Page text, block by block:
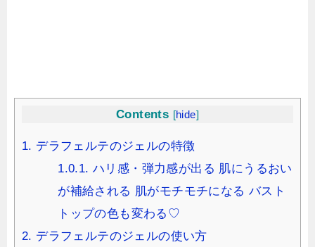
Contents [hide]
1. デラフェルテのジェルの特徴
1.0.1. ハリ感・弾力感が出る 肌にうるおい
が補給される 肌がモチモチになる バスト
トップの色も変わる♡
2. デラフェルテのジェルの使い方